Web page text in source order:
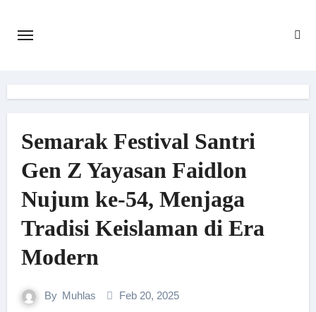
Semarak Festival Santri
Gen Z Yayasan Faidlon
Nujum ke-54, Menjaga
Tradisi Keislaman di Era
Modern
By Muhlas Feb 20, 2025